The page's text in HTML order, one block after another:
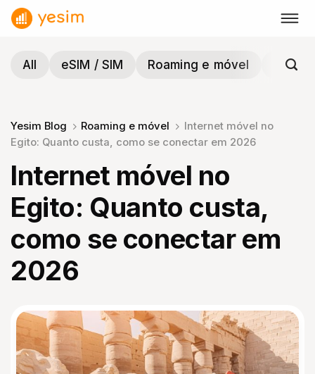
Skip
All
eSIM / SIM Roaming e móvel
Yesim Blog Roaming e móvel
Internet móvel no
Egito: Quanto custa, como se conectar em 2026
Internet móvel no
Egito: Quanto custa,
como se conectar em
2026